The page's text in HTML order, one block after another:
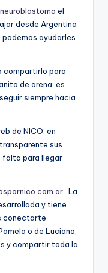
neuroblastoma el
desde Argentina
ayudarles
compartirlo para
de arena, es
siempre hacia
de NICO, en
sus
falta para llegar
. La
y tiene
conectarte
o de Luciano,
y compartir toda la